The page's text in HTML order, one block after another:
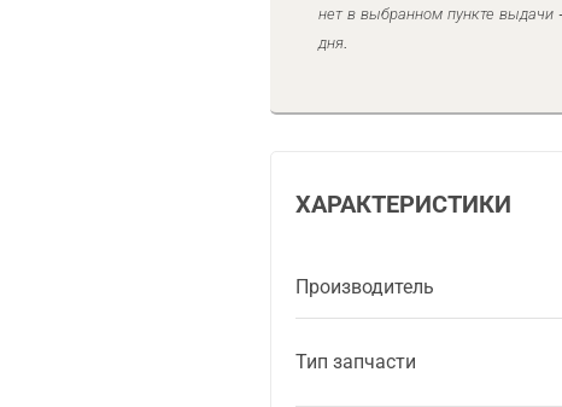
нет в выбранном пункте выдачи
дня.
ХАРАКТЕРИСТИКИ
Производитель
Тип запчасти